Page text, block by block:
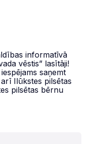
informatīvā
vēstis” lasītāji!
saņemt
Ilūkstes pilsētas
pilsētas bērnu